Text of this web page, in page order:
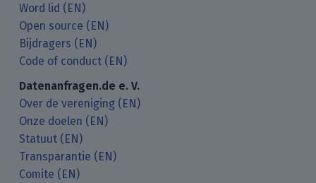
Word lid (EN)
Open source (EN)
Bijdragers (EN)
Code of conduct (EN)
Datenanfragen.de e. V.
Over de vereniging (EN)
Onze doelen (EN)
Statuut (EN)
Transparantie (EN)
Comite (EN)